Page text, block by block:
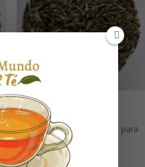
China Sencha
Necesitas estar registrado para
ver los precios